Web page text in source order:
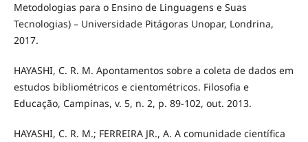
Metodologias para o Ensino de Linguagens e Suas
Tecnologias) – Universidade Pitágoras Unopar, Londrina,
2017.
HAYASHI, C. R. M. Apontamentos sobre a coleta de dados em
estudos bibliométricos e cientométricos. Filosofia e
Educação, Campinas, v. 5, n. 2, p. 89-102, out. 2013.
HAYASHI, C. R. M.; FERREIRA JR., A. A comunidade científica